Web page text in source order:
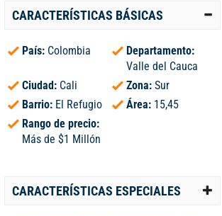
CARACTERÍSTICAS BÁSICAS
País: Colombia
Departamento:
Valle del Cauca
Ciudad: Cali Zona: Sur
Barrio: El Refugio Área: 15,45
Rango de precio:
Más de $1 Millón
CARACTERÍSTICAS ESPECIALES